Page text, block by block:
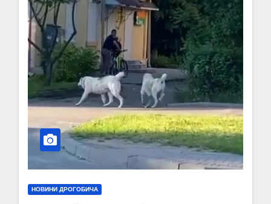
НОВИНИ ДРОГОБИЧА